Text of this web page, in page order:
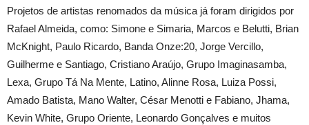
Projetos de artistas renomados da música já foram dirigidos por
Rafael Almeida, como: Simone e Simaria, Marcos e Belutti, Brian
McKnight, Paulo Ricardo, Banda Onze:20, Jorge Vercillo,
Guilherme e Santiago, Cristiano Araújo, Grupo Imaginasamba,
Lexa, Grupo Tá Na Mente, Latino, Alinne Rosa, Luiza Possi,
Amado Batista, Mano Walter, César Menotti e Fabiano, Jhama,
Kevin White, Grupo Oriente, Leonardo Gonçalves e muitos